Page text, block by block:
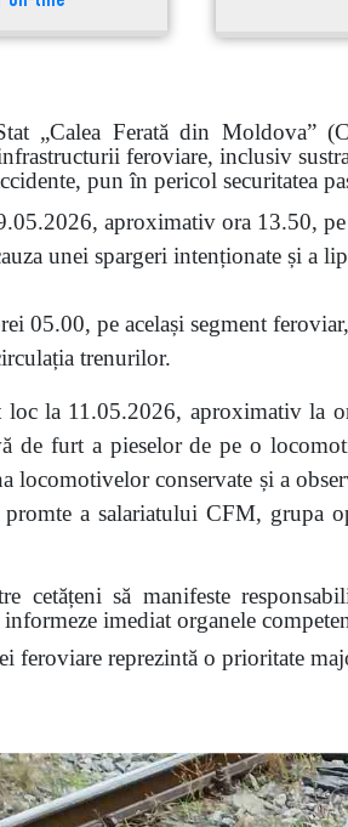
„Calea Ferată din Moldova”
feroviare, inclusiv
pun în pericol securitatea
aproximativ ora 13.50,
unei spargeri intenționate și a
05.00, pe același segment
trenurilor.
loc la 11.05.2026, aproximativ la
de furt a pieselor de pe o
locomotivelor conservate și a
promte a salariatului CFM,
cetățeni să manifeste
imediat organele
feroviare reprezintă o prioritate